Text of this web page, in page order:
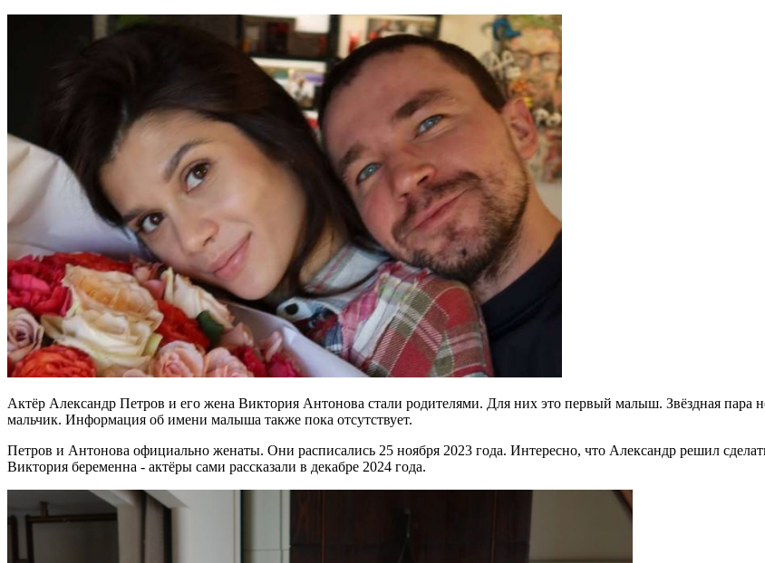
Актёр Александр Петров и его жена Виктория Антонова стали родителями. Для них это первый малыш. Звёздная пара
мальчик. Информация об имени малыша также пока отсутствует.
Петров и Антонова официально женаты. Они расписались 25 ноября 2023 года. Интересно, что Александр решил
Виктория беременна - актёры сами рассказали в декабре 2024 года.